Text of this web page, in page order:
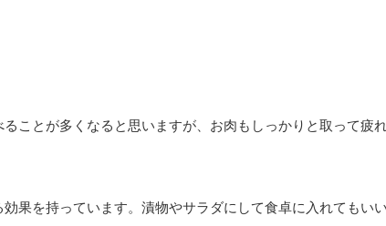
ことが多くなると思いますが、お肉もしっかりと取って疲
果を持っています。漬物やサラダにして食卓に入れてもい